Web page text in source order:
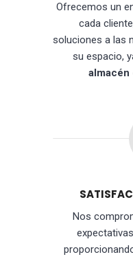
Ofrecemos un
cada
soluciones a las
su espacio,
Nos